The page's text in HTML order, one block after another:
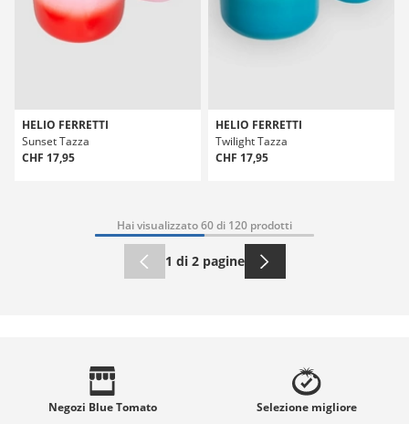
HELIO FERRETTI
Sunset Tazza
CHF 17,95
HELIO FERRETTI
Twilight Tazza
CHF 17,95
Hai visualizzato 60 di 120 prodotti
1 di 2 pagine
Negozi Blue Tomato Selezione migliore